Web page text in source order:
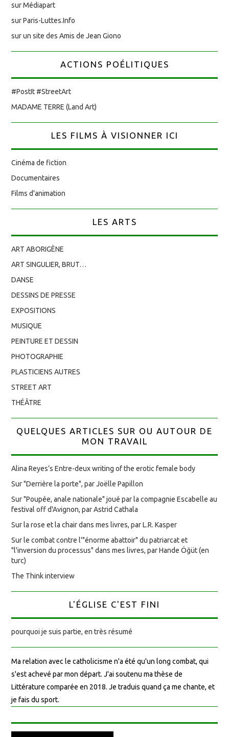
sur Médiapart
sur Paris-Luttes.Info
sur un site des Amis de Jean Giono
ACTIONS POÉLITIQUES
#PostIt #StreetArt
MADAME TERRE (Land Art)
LES FILMS À VISIONNER ICI
Cinéma de fiction
Documentaires
Films d'animation
LES ARTS
ART ABORIGÈNE
ART SINGULIER, BRUT…
DANSE
DESSINS DE PRESSE
EXPOSITIONS
MUSIQUE
PEINTURE ET DESSIN
PHOTOGRAPHIE
PLASTICIENS AUTRES
STREET ART
THÉÂTRE
QUELQUES ARTICLES SUR OU AUTOUR DE
MON TRAVAIL
Alina Reyes’s Entre-deux writing of the erotic female body
Sur "Derrière la porte", par Joëlle Papillon
Sur "Poupée, anale nationale" joué par la compagnie Escabelle au
festival off d'Avignon, par Astrid Cathala
Sur la rose et la chair dans mes livres, par L.R. Kasper
Sur le combat contre l'"énorme abattoir" du patriarcat et
"l'inversion du processus" dans mes livres, par Hande Öğüt (en
turc)
The Think interview
L'ÉGLISE C'EST FINI
pourquoi je suis partie, en très résumé
Ma relation avec le catholicisme n'a été qu'un long combat, qui
s'est achevé par mon départ. J'ai soutenu ma thèse de
Littérature comparée en 2018. Je traduis quand ça me chante, et
je fais du sport.